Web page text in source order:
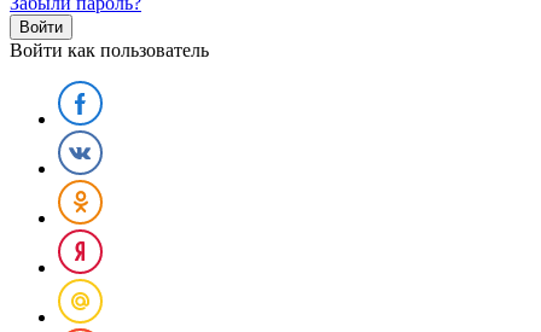
Войти как пользователь